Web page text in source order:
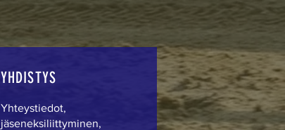
YHDISTYS
Yhteystiedot,
jäseneksiliittyminen,